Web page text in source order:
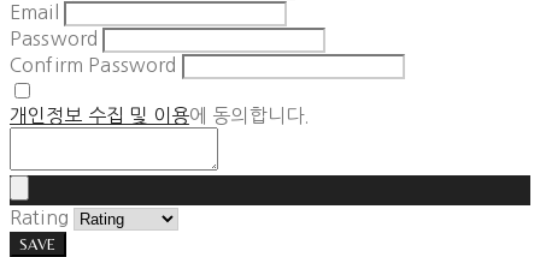
Email
Password
Confirm Password
개인정보 수집 및 이용에 동의합니다.
Rating
SAVE